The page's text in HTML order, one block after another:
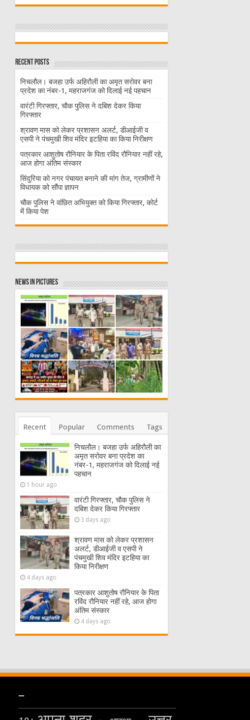
Recent Posts
निचलौल। बजहा उर्फ अहिरौली का अमृत सरोवर बना
प्रदेश का नंबर-1, महराजगंज को दिलाई नई पहचान
वारंटी गिरफ्तार, चौक पुलिस ने दबिश देकर किया
गिरफ्तार
श्रावण मास को लेकर प्रशासन अलर्ट, डीआईजी व
एसपी ने पंचमुखी शिव मंदिर इटहिया का किया निरीक्षण
पत्रकार आशुतोष रौनियार के पिता रविंद रौनियार नहीं रहे,
आज होगा अंतिम संस्कार
सिंदुरिया को नगर पंचायत बनाने की मांग तेज, ग्रामीणों ने
विधायक को सौंपा ज्ञापन
चौक पुलिस ने वांछित अभियुक्त को किया गिरफ्तार, कोर्ट
में किया पेश
News in Pictures
Recent Popular Comments Tags
निचलौल। बजहा उर्फ अहिरौली का
अमृत सरोवर बना प्रदेश का
नंबर-1, महराजगंज को दिलाई नई
पहचान
1 hour ago
वारंटी गिरफ्तार, चौक पुलिस ने
दबिश देकर किया गिरफ्तार
3 days ago
श्रावण मास को लेकर प्रशासन
अलर्ट, डीआईजी व एसपी ने
पंचमुखी शिव मंदिर इटहिया का
किया निरीक्षण
4 days ago
पत्रकार आशुतोष रौनियार के पिता
रविंद रौनियार नहीं रहे, आज होगा
अंतिम संस्कार
4 days ago
–